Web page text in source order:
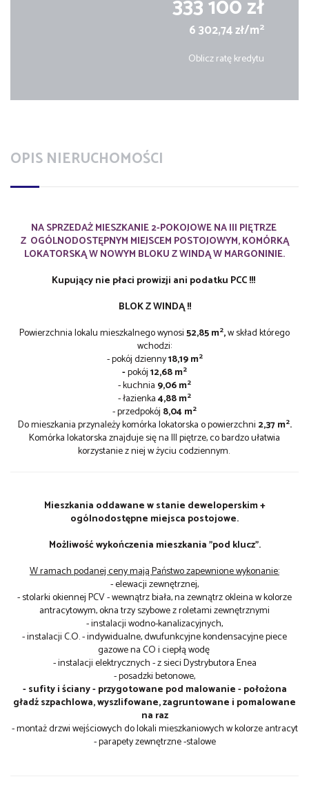
333 100 zł
6 302,74 zł/m2
Oblicz ratę kredytu
OPIS NIERUCHOMOŚCI
NA SPRZEDAŻ MIESZKANIE 2-POKOJOWE NA III PIĘTRZE
Z OGÓLNODOSTĘPNYM MIEJSCEM POSTOJOWYM, KOMÓRKĄ
LOKATORSKĄ W NOWYM BLOKU Z WINDĄ W MARGONINIE.
Kupujący nie płaci prowizji ani podatku PCC !!!
BLOK Z WINDĄ !!
Powierzchnia lokalu mieszkalnego wynosi52,85m2,w skład którego
wchodzi:
- pokój dzienny18,19m2
-pokój12,68m2
- kuchnia 9,06 m2
- łazienka4,88 m2
- przedpokój 8,04m2
Do mieszkania przynależy komórka lokatorska o powierzchni 2,37 m2.
Komórka lokatorska znajduje się na III piętrze, co bardzo ułatwia
korzystanie z niej w życiu codziennym.
Mieszkania oddawane w stanie deweloperskim +
ogólnodostępne miejsca postojowe.
Możliwość wykończenia mieszkania "pod klucz".
W ramach podanej ceny mają Państwo zapewnione wykonanie:
- elewacji zewnętrznej,
- stolarki okiennej PCV - wewnątrz biała, na zewnątrz okleina w kolorze
antracytowym, okna trzy szybowe z roletami zewnętrznymi
- instalacji wodno-kanalizacyjnych,
- instalacji C.O. - indywidualne, dwufunkcyjne kondensacyjne piece
gazowe na CO i ciepłą wodę
- instalacji elektrycznych - z sieci Dystrybutora Enea
- posadzki betonowe,
- sufity i ściany - przygotowane pod malowanie - położona
gładź szpachlowa, wyszlifowane, zagruntowane i pomalowane
na raz
- montaż drzwi wejściowych do lokali mieszkaniowych w kolorze antracyt
- parapety zewnętrzne -stalowe